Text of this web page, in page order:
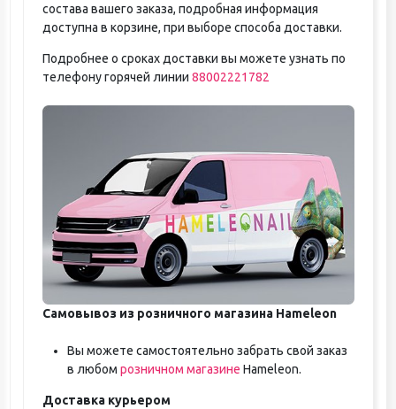
состава вашего заказа, подробная информация
доступна в корзине, при выборе способа доставки.
Подробнее о сроках доставки вы можете узнать по
телефону горячей линии 88002221782
Самовывоз из розничного магазина Hameleon
Вы можете самостоятельно забрать свой заказ
в любом розничном магазине Hameleon.
Доставка курьером